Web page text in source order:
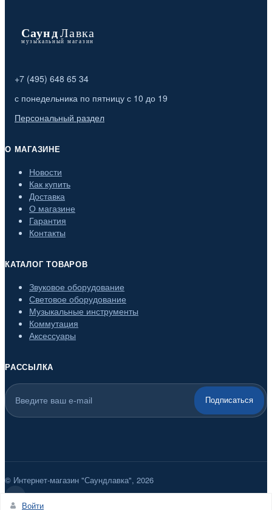
+7 (495) 648 65 34
с понедельника по пятницу с 10 до 19
Персональный раздел
О МАГАЗИНЕ
Новости
Как купить
Доставка
О магазине
Гарантия
Контакты
КАТАЛОГ ТОВАРОВ
Звуковое оборудование
Световое оборудование
Музыкальные инструменты
Коммутация
Аксессуары
РАССЫЛКА
Подписаться
© Интернет-магазин "Саундлавка", 2026
Войти